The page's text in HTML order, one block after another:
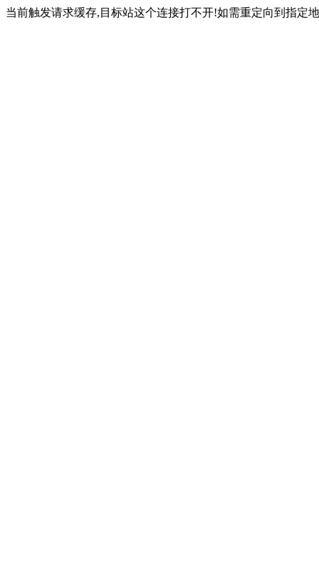
当前触发请求缓存,目标站这个连接打不开!如需重定向到指定